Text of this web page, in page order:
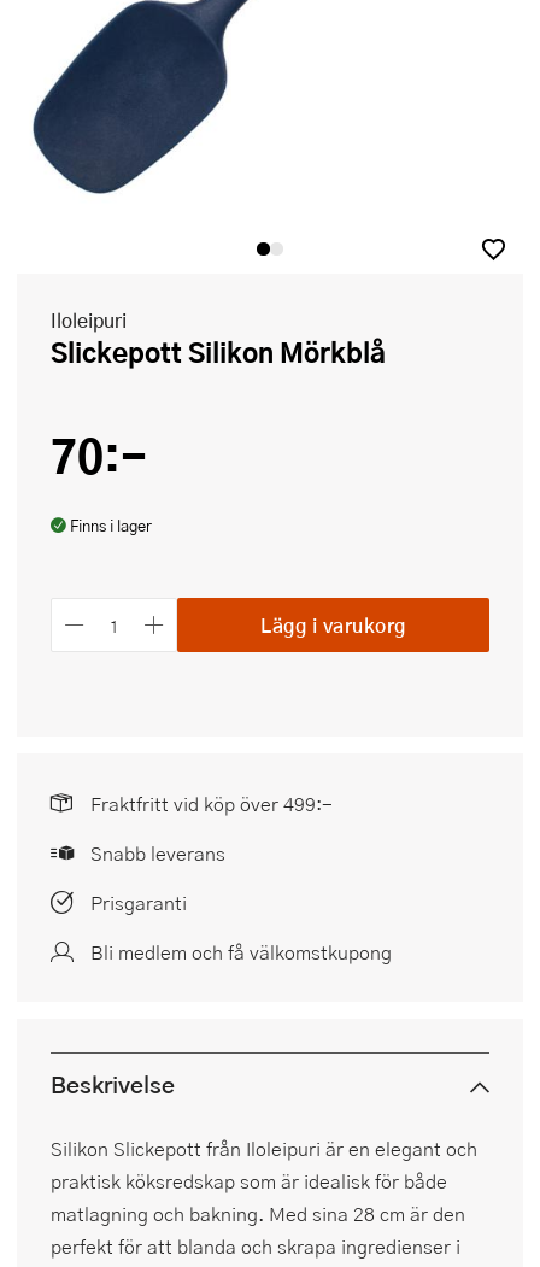
Iloleipuri
Slickepott Silikon Mörkblå
70:-
Finns i lager
Lägg i varukorg
Fraktfritt vid köp över 499:-
Snabb leverans
Prisgaranti
Bli medlem och få välkomstkupong
Beskrivelse
Silikon Slickepott från Iloleipuri är en elegant och
praktisk köksredskap som är idealisk för både
matlagning och bakning. Med sina 28 cm är den
perfekt för att blanda och skrapa ingredienser i